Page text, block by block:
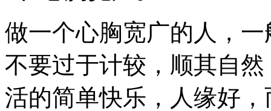
做一个心胸宽广的人，
不要过于计较，顺其自
活的简单快乐，人缘好